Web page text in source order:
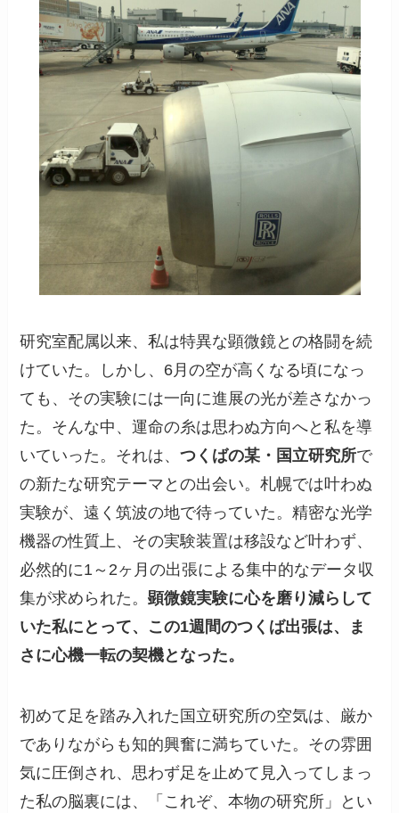
研究室配属以来、私は特異な顕微鏡との格闘を続
けていた。しかし、6月の空が高くなる頃になっ
ても、その実験には一向に進展の光が差さなかっ
た。そんな中、運命の糸は思わぬ方向へと私を導
いていった。それは、つくばの某・国立研究所で
の新たな研究テーマとの出会い。札幌では叶わぬ
実験が、遠く筑波の地で待っていた。精密な光学
機器の性質上、その実験装置は移設など叶わず、
必然的に1～2ヶ月の出張による集中的なデータ収
集が求められた。顕微鏡実験に心を磨り減らして
いた私にとって、この1週間のつくば出張は、ま
さに心機一転の契機となった。
初めて足を踏み入れた国立研究所の空気は、厳か
でありながらも知的興奮に満ちていた。その雰囲
気に圧倒され、思わず足を止めて見入ってしまっ
た私の脳裏には、「これぞ、本物の研究所」とい